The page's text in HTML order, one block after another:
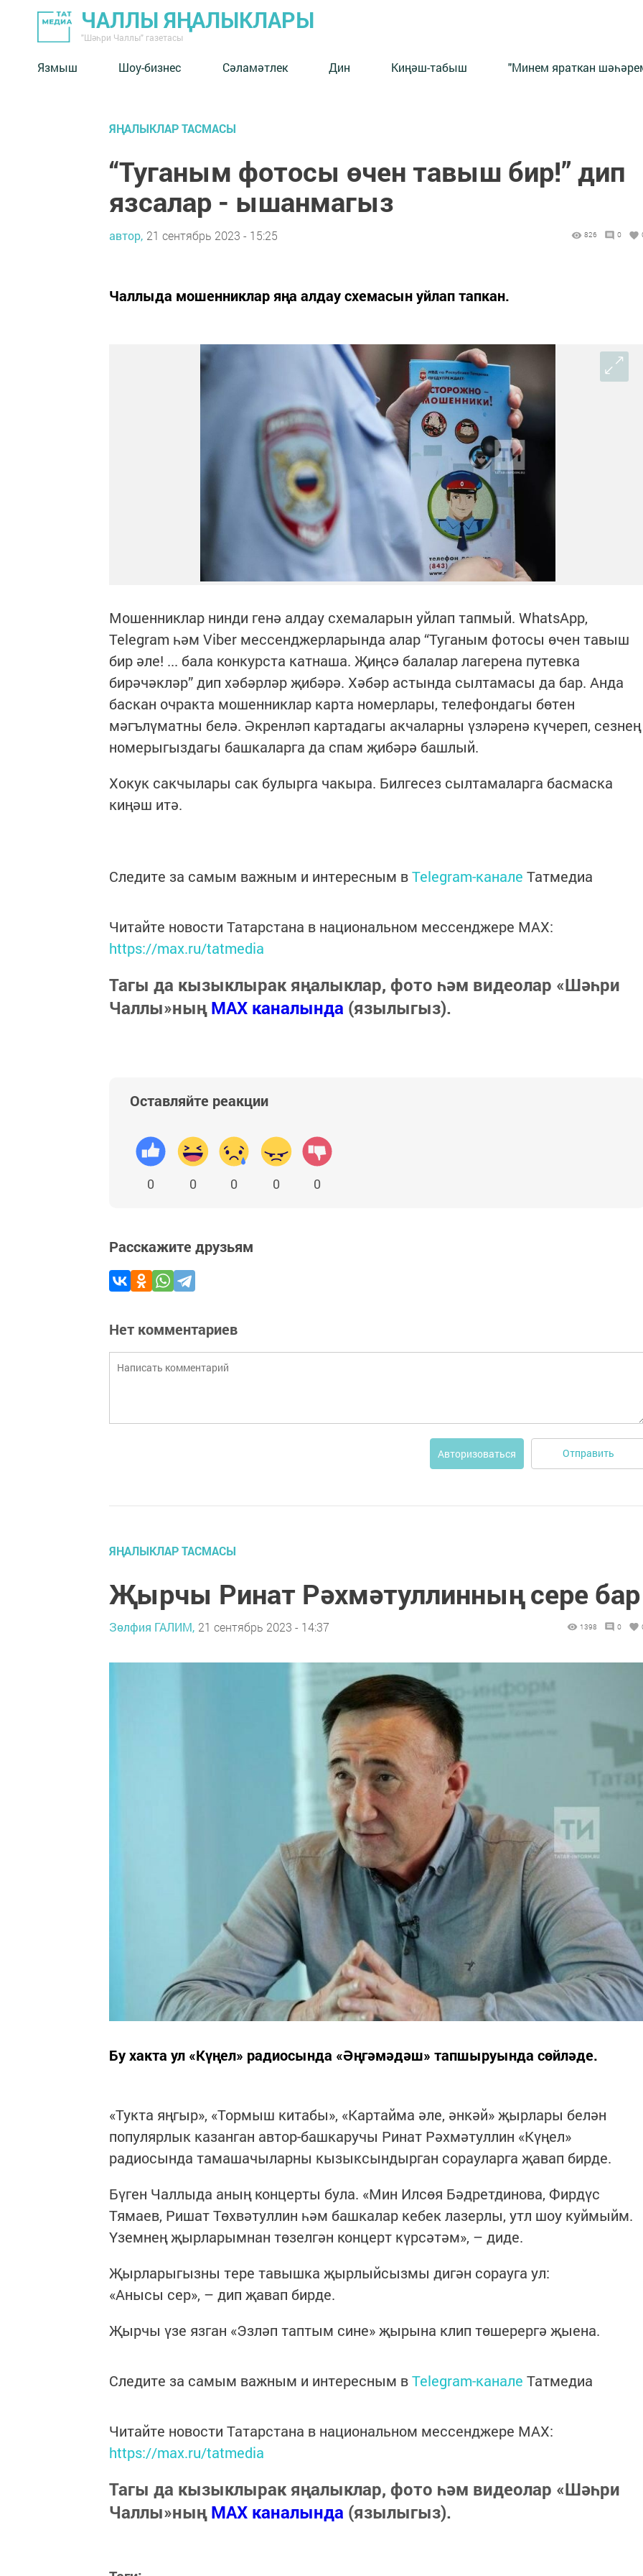
ЧАЛЛЫ ЯҢАЛЫКЛАРЫ
"Шәһри Чаллы" газетасы
Язмыш Шоу-бизнес Сәламәтлек Дин Киңәш-табыш "Минем яраткан
ЯҢАЛЫКЛАР ТАСМАСЫ
“Туганым фотосы өчен тавыш бир!” дип
язсалар - ышанмагыз
автор, 21 сентябрь 2023 - 15:25 826 0
Чаллыда мошенниклар яңа алдау схемасын уйлап тапкан.
Мошенниклар нинди генә алдау схемаларын уйлап тапмый. WhatsApp,
Telegram һәм Viber мессенджерларында алар “Туганым фотосы өчен тавыш
бир әле! ... бала конкурста катнаша. Җиңсә балалар лагерена путевка
бирәчәкләр” дип хәбәрләр җибәрә. Хәбәр астында сылтамасы да бар. Анда
баскан очракта мошенниклар карта номерлары, телефондагы бөтен
мәгълүматны белә. Әкренләп картадагы акчаларны үзләренә күчереп, сезнең
номерыгыздагы башкаларга да спам җибәрә башлый.
Хокук сакчылары сак булырга чакыра. Билгесез сылтамаларга басмаска
киңәш итә.
Следите за самым важным и интересным вTelegram-канале Татмедиа
Читайте новости Татарстана в национальном мессенджере MАХ:
https://max.ru/tatmedia
Тагы да кызыклырак яңалыклар, фото һәм видеолар «Шәһри
Чаллы»ныңMAX каналында (язылыгыз).
Оставляйте реакции
0 0 0 0 0
Расскажите друзьям
Нет комментариев
Авторизоваться Отправить
ЯҢАЛЫКЛАР ТАСМАСЫ
Җырчы Ринат Рәхмәтуллинның сере бар
Зөлфия ГАЛИМ, 21 сентябрь 2023 - 14:37 1398 0
Бу хакта ул «Күңел» радиосында «Әңгәмәдәш» тапшыруында сөйләде.
«Тукта яңгыр», «Тормыш китабы», «Картайма әле, әнкәй» җырлары белән
популярлык казанган автор-башкаручы Ринат Рәхмәтуллин «Күңел»
радиосында тамашачыларны кызыксындырган сорауларга җавап бирде.
Бүген Чаллыда аның концерты була. «Мин Илсөя Бәдретдинова, Фирдүс
Тямаев, Ришат Төхвәтуллин һәм башкалар кебек лазерлы, утл шоу куймыйм.
Үземнең җырларымнан төзелгән концерт күрсәтәм», – диде.
Җырларыгызны тере тавышка җырлыйсызмы дигән сорауга ул:
«Анысы сер», – дип җавап бирде.
Җырчы үзе язган «Эзләп таптым сине» җырына клип төшерергә җыена.
Следите за самым важным и интересным вTelegram-канале Татмедиа
Читайте новости Татарстана в национальном мессенджере MАХ:
https://max.ru/tatmedia
Тагы да кызыклырак яңалыклар, фото һәм видеолар «Шәһри
Чаллы»ныңMAX каналында (язылыгыз).